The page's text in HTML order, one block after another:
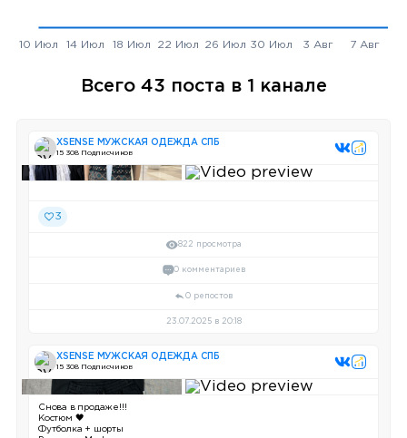
Всего 43 поста в 1 канале
XSENSE МУЖСКАЯ ОДЕЖДА СПБ
15 308 Подписчиков
3
822 просмотра
0 комментариев
0 репостов
23.07.2025 в 20:18
XSENSE МУЖСКАЯ ОДЕЖДА СПБ
15 308 Подписчиков
Снова в продаже!!!
Костюм 🖤
Футболка + шорты